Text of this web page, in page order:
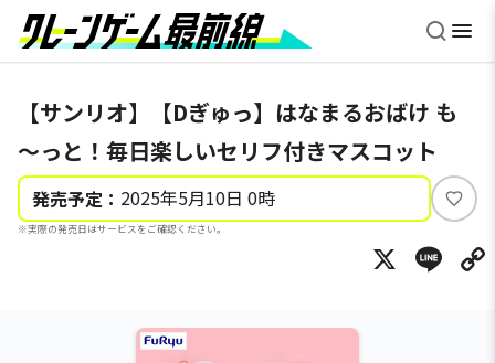
【サンリオ】【Dぎゅっ】はなまるおばけ も
～っと！毎日楽しいセリフ付きマスコット
発売予定： 2025年5月10日 0時
※実際の発売日はサービスをご確認ください。
い
ね
X